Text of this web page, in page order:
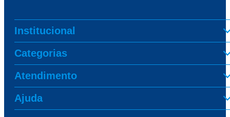
Institucional
Categorias
Atendimento
Ajuda